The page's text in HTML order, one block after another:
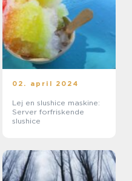
02. april 2024
Lej en slushice maskine:
Server forfriskende
slushice